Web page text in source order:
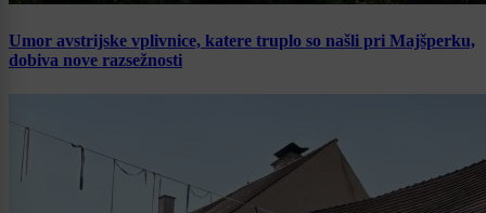
Umor avstrijske vplivnice, katere truplo so našli pri Majšperku,
dobiva nove razsežnosti